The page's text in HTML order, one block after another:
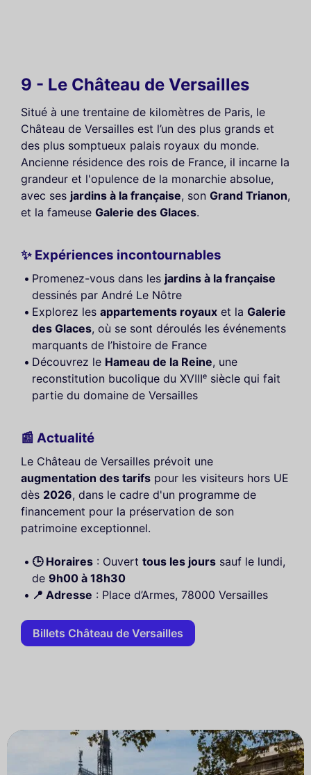
9 - Le Château de Versailles
Situé à une trentaine de kilomètres de Paris, le
Château de Versailles est l’un des plus grands et
des plus somptueux palais royaux du monde.
Ancienne résidence des rois de France, il incarne la
grandeur et l'opulence de la monarchie absolue,
avec ses jardins à la française, son Grand Trianon,
et la fameuse Galerie des Glaces.
✨ Expériences incontournables
Promenez-vous dans les jardins à la française
dessinés par André Le Nôtre
Explorez les appartements royaux et la Galerie
des Glaces, où se sont déroulés les événements
marquants de l’histoire de France
Découvrez le Hameau de la Reine, une
reconstitution bucolique du XVIIIᵉ siècle qui fait
partie du domaine de Versailles
📰 Actualité
Le Château de Versailles prévoit une
augmentation des tarifs pour les visiteurs hors UE
dès 2026, dans le cadre d'un programme de
financement pour la préservation de son
patrimoine exceptionnel.
🕒 Horaires : Ouvert tous les jours sauf le lundi,
de 9h00 à 18h30
📍 Adresse : Place d’Armes, 78000 Versailles
Billets Château de Versailles